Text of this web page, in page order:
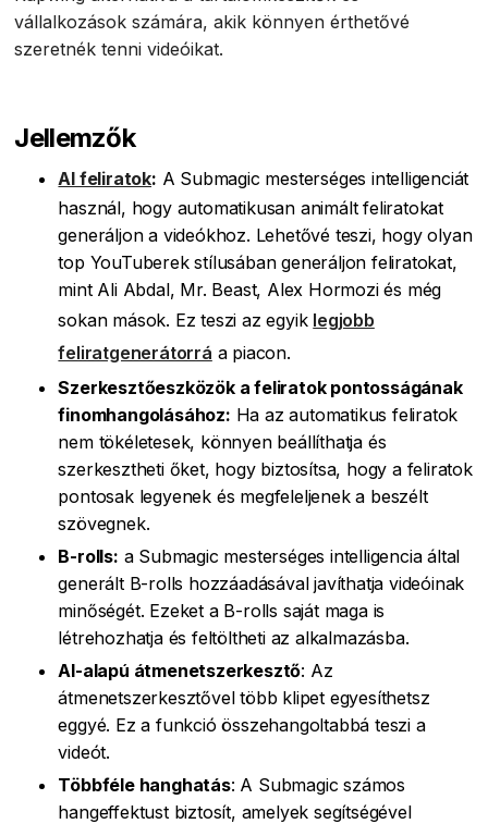
vállalkozások számára, akik könnyen érthetővé
szeretnék tenni videóikat.
Jellemzők
AI feliratok: A Submagic mesterséges intelligenciát
használ, hogy automatikusan animált feliratokat
generáljon a videókhoz. Lehetővé teszi, hogy olyan
top YouTuberek stílusában generáljon feliratokat,
mint Ali Abdal, Mr. Beast, Alex Hormozi és még
sokan mások. Ez teszi az egyik legjobb
feliratgenerátorrá a piacon.
Szerkesztőeszközök a feliratok pontosságának
finomhangolásához: Ha az automatikus feliratok
nem tökéletesek, könnyen beállíthatja és
szerkesztheti őket, hogy biztosítsa, hogy a feliratok
pontosak legyenek és megfeleljenek a beszélt
szövegnek.
B-rolls: a Submagic mesterséges intelligencia által
generált B-rolls hozzáadásával javíthatja videóinak
minőségét. Ezeket a B-rolls saját maga is
létrehozhatja és feltöltheti az alkalmazásba.
AI-alapú átmenetszerkesztő: Az
átmenetszerkesztővel több klipet egyesíthetsz
eggyé. Ez a funkció összehangoltabbá teszi a
videót.
Többféle hanghatás: A Submagic számos
hangeffektust biztosít, amelyek segítségével